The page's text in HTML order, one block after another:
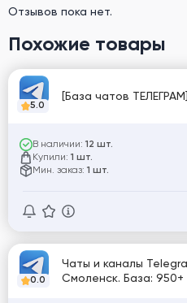
Отзывов пока нет.
Похожие товары
5.0
[База чатов
В наличии: 12 шт.
Купили: 1 шт.
Мин. заказ: 1 шт.
0.0
Чаты и каналы
Смоленск. База: 950+